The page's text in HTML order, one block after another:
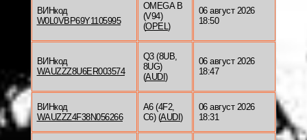
ВИНкод
W0L0VBP69Y1105995
OMEGA B
(V94)
(OPEL)
06 август 2026
18:50
ВИНкод
WAUZZZ8U6ER003574
Q3 (8UB,
8UG)
(AUDI )
06 август 2026
18:47
ВИНкод
WAUZZZ4F38N056266
A6 (4F2,
C6) (AUDI )
06 август 2026
18:31